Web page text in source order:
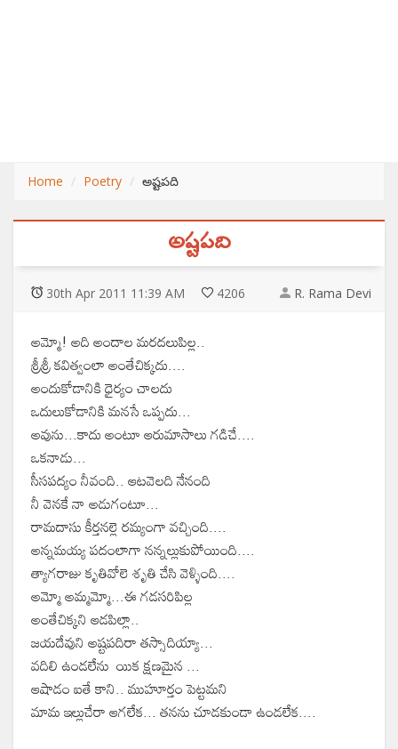
Home Poetry అష్టపది
అష్టపది
30th Apr 2011 11:39 AM 4206 R. Rama Devi
అమ్మో! అది అందాల మరదలుపిల్ల..
శ్రీశ్రీ కవిత్వంలా అంతేచిక్కదు....
అందుకోడానికి ధైర్యం చాలదు
ఒదులుకోడానికి మనసే ఒప్పదు...
అవును...కాదు అంటూ ఆరుమాసాలు గడిచే....
ఒకనాడు...
సీసపద్యం నీవంది.. ఆటవెలది నేనంది
నీ వెనకే నా అడుగంటూ...
రామదాసు కీర్తనల్లె రమ్యంగా వచ్చింది....
అన్నమయ్య పదంలాగా నన్నల్లుకుపోయింది....
త్యాగరాజు కృతివోలె శృతి చేసి వెళ్ళింది....
అమ్మో అమ్మమ్మో...ఈ గడసరిపిల్ల
అంతేచిక్కని ఆడపిల్లా..
జయదేవుని అష్టపదిరా తస్సాదియ్యా...
వదిలి ఉండలేను యిక క్షణమైన ...
ఆషాడం ఐతే కాని.. ముహూర్తం పెట్టమని
మామ ఇల్లుచేరా ఆగలేక... తనను చూడకుండా ఉండలేక....